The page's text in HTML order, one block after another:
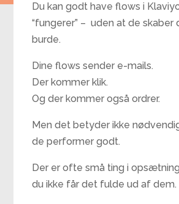
Du kan godt have flows i
“fungerer” – uden at de skaber
burde.
Dine flows sender e-mails.
Der kommer klik.
Og der kommer også ordrer.
Men det betyder ikke
de performer godt.
Der er ofte små ting i
du ikke får det fulde ud af dem.